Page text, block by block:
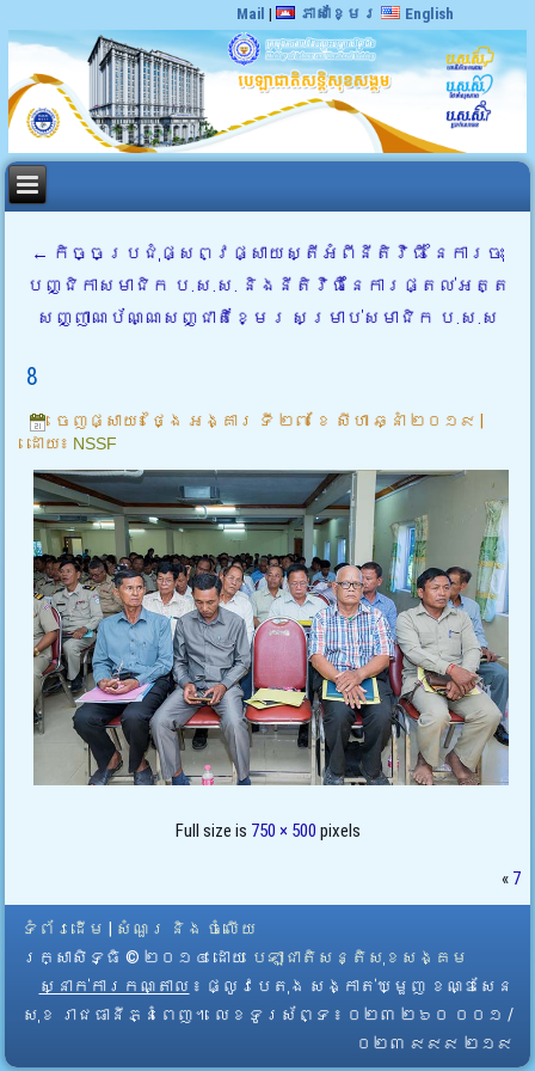
Mail | ភាសាខ្មែរ English
← កិច្ចប្រជុំផ្សព្វផ្សាយស្តីអំពីនីតិវិធី នៃការចុះ
បញ្ជិកាសមាជិក ប.ស.ស. និងនីតិវិធីនៃការផ្តល់អត្ត
សញ្ញាណប័ណ្ណសញ្ជាតិខ្មែរ សម្រាប់សមាជិក ប.ស.ស
8
ចេញផ្សាយ៖ ថ្ងៃ អង្គារ ទី ២៧ ខែ សីហា ឆ្នាំ ២០១៩
ដោយ៖ NSSF
Full size is 750 × 500 pixels
« 7
ទំព័រដើម
សំណួរ និង ចំលើយ
រក្សាសិទ្ធិ © ២០១៤ ដោយ​ បេឡាជាតិសន្តិសុខសង្គម
ស្នាក់ការកណ្តាល ៖ ផ្លូវបេតុង សង្កាត់ឃ្មួញ ខណ្ឌសែន
សុខ រាជធានីភ្នំពេញ។ លេខទូរស័ព្ទ ៖ ០២៣ ២៦០ ០០១ /
០២៣ ៩៩៩ ២១៩